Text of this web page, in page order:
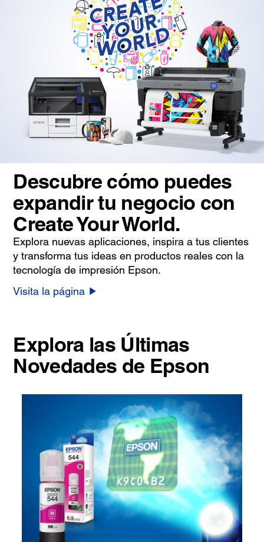
Descubre cómo puedes
expandir tu negocio con
Create Your World.
Explora nuevas aplicaciones, inspira a tus clientes
y transforma tus ideas en productos reales con la
tecnología de impresión Epson.
Visita la página
Explora las Últimas
Novedades de Epson